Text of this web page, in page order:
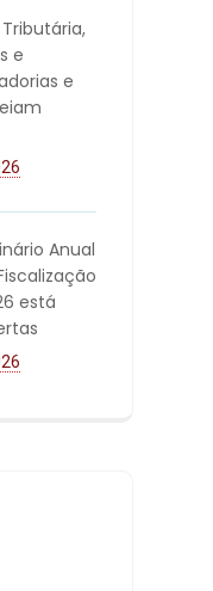
Tributária,
e
e
Anual
está